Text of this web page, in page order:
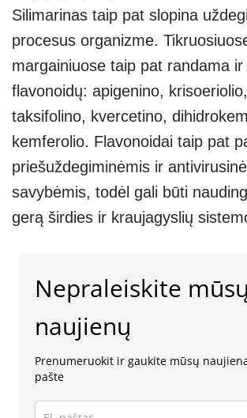
Silimarinas taip pat slopina
procesus organizme.
margainiuose taip pat randama ir
flavonoidų: apigenino,
taksifolino, kvercetino,
kemferolio. Flavonoidai taip pat
priešuždegiminėmis ir
savybėmis, todėl gali būti
gerą širdies ir kraujagyslių
Nepraleiskite mūsų
naujienų
Prenumeruokit ir gaukite mūsų
pašte